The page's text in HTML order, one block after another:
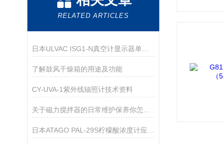
RELATED ARTICLES
日本ULVAC ISG1-N真空计显示器单元技术资料
了解鼓风干燥箱的用途及功能
CY-UVA-1紫外线辐照计技术资料